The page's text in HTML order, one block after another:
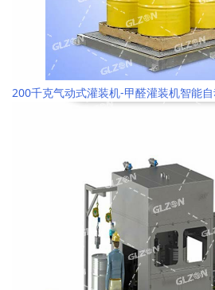
200千克气动式灌装机-甲醛灌装机智能